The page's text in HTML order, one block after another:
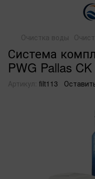
Очистка воды
Система
PWG Pallas
Артикул: filt113